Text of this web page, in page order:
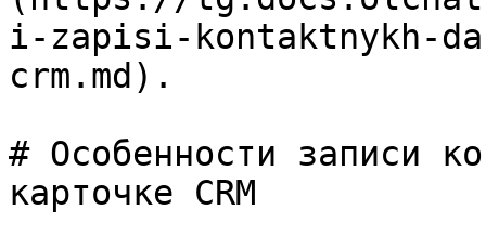
i-zapisi-kontaktnykh-
crm.md).
# Особенности записи
карточке CRM